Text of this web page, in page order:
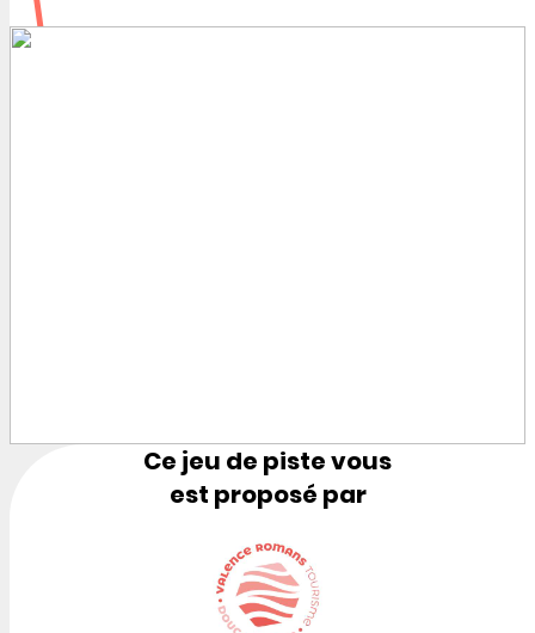
Ce jeu de piste vous
est proposé par